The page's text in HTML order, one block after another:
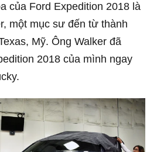
của Ford Expedition 2018 là
một mục sư đến từ thành
Mỹ. Ông Walker đã
2018 của mình ngay